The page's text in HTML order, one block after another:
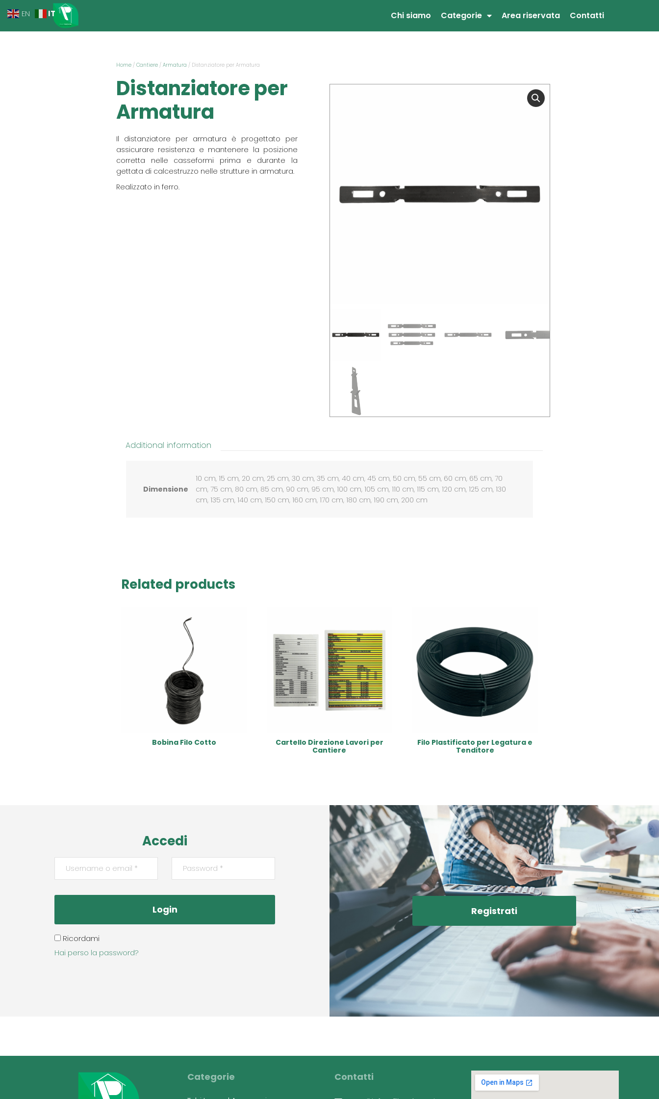
Chi siamo Categorie Area riservata Contatti
Home / Cantiere / Armatura / Distanziatore per Armatura
Distanziatore per
Armatura
Il distanziatore per armatura è progettato per
assicurare resistenza e mantenere la posizione
corretta nelle casseformi prima e durante la
gettata di calcestruzzo nelle strutture in armatura.
Realizzato in ferro.
Additional information
Dimensione
10 cm, 15 cm, 20 cm, 25 cm, 30 cm, 35 cm, 40 cm, 45 cm, 50 cm, 55 cm, 60 cm, 65 cm, 70
cm, 75 cm, 80 cm, 85 cm, 90 cm, 95 cm, 100 cm, 105 cm, 110 cm, 115 cm, 120 cm, 125 cm, 130
cm, 135 cm, 140 cm, 150 cm, 160 cm, 170 cm, 180 cm, 190 cm, 200 cm
Related products
Bobina Filo Cotto
Cartello Direzione Lavori per
Cantiere
Filo Plastificato per Legatura e
Tenditore
Accedi
Ricordami
Hai perso la password?
Registrati
Categorie Contatti
EN IT